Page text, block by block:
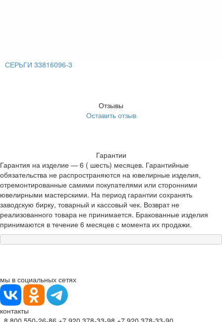
СЕРЬГИ 33816096-3
Отзывы
Оставить отзыв
Гарантии
Гарантия на изделие — 6 ( шесть) месяцев. Гарантийные
обязательства не распространяются на ювелирные изделия,
отремонтированные самими покупателями или сторонними
ювелирными мастерскими. На период гарантии сохранять
заводскую бирку, товарный и кассовый чек. Возврат не
реализованного товара не принимается. Бракованные изделия
принимаются в течение 6 месяцев с момента их продажи.
мы в социальных сетях
контакты